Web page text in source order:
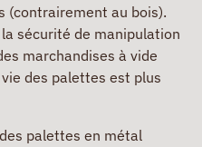
(contrairement au bois).
sécurité de manipulation
marchandises à vide
des palettes est plus
palettes en métal